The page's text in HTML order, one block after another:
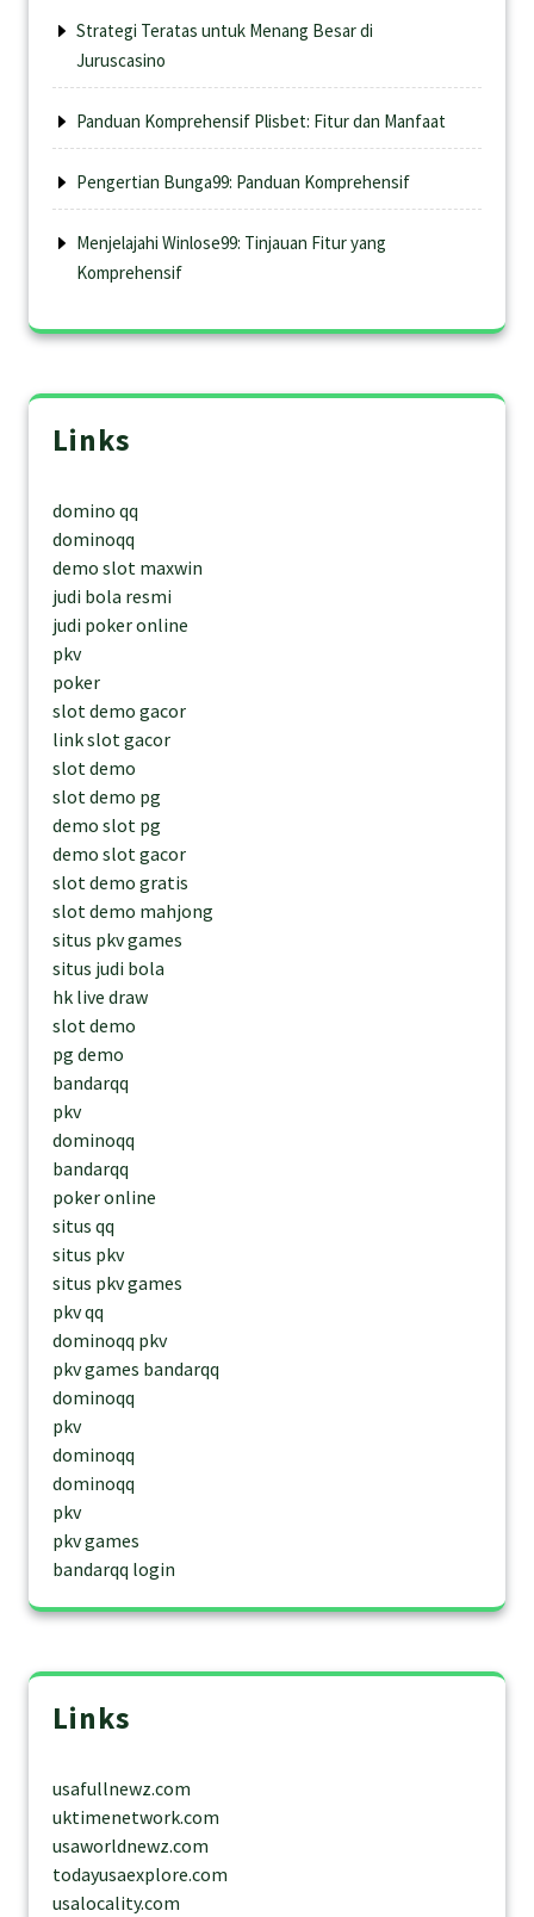
Strategi Teratas untuk Menang Besar di
Juruscasino
Panduan Komprehensif Plisbet: Fitur dan Manfaat
Pengertian Bunga99: Panduan Komprehensif
Menjelajahi Winlose99: Tinjauan Fitur yang
Komprehensif
Links
domino qq
dominoqq
demo slot maxwin
judi bola resmi
judi poker online
pkv
poker
slot demo gacor
link slot gacor
slot demo
slot demo pg
demo slot pg
demo slot gacor
slot demo gratis
slot demo mahjong
situs pkv games
situs judi bola
hk live draw
slot demo
pg demo
bandarqq
pkv
dominoqq
bandarqq
poker online
situs qq
situs pkv
situs pkv games
pkv qq
dominoqq pkv
pkv games bandarqq
dominoqq
pkv
dominoqq
dominoqq
pkv
pkv games
bandarqq login
Links
usafullnewz.com
uktimenetwork.com
usaworldnewz.com
todayusaexplore.com
usalocality.com